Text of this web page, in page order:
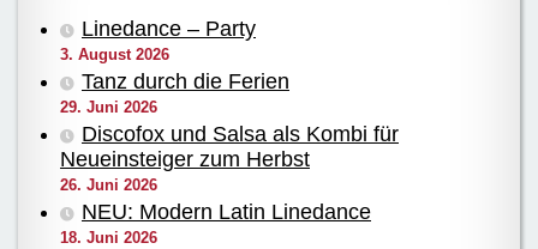
Linedance – Party
3. August 2026
Tanz durch die Ferien
29. Juni 2026
Discofox und Salsa als Kombi für
Neueinsteiger zum Herbst
26. Juni 2026
NEU: Modern Latin Linedance
18. Juni 2026